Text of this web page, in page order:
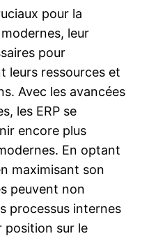
pour la
leur
pour
leurs ressources et
Avec les avancées
les ERP se
encore plus
En optant
maximisant son
peuvent non
processus internes
position sur le